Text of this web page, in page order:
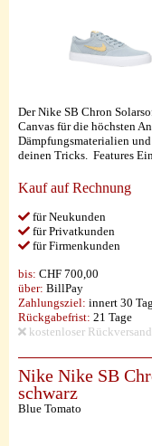
Der Nike SB Chron
Canvas für die höchsten
Dämpfungsmaterialien
deinen Tricks. Features
Kauf auf Rechnung
für Neukunden
für Privatkunden
für Firmenkunden
bis: CHF 700,00
über: BillPay
Zahlungsziel: innert 30
Rückgabefrist: 21 Tage
kostenloser Rückversand
Nike Nike SB
schwarz
Blue Tomato